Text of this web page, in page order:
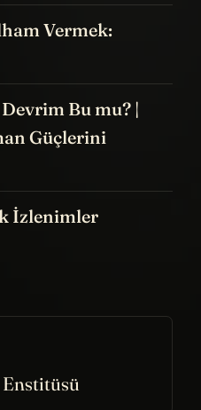
Vermek:
Bu mu? |
Güçlerini
İzlenimler